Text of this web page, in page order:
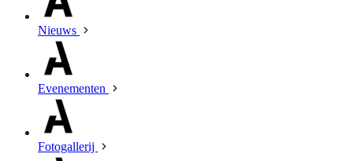
Nieuws
Evenementen
Fotogallerij